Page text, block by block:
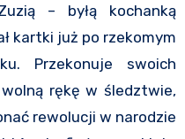
– byłą kochanką
kartki już po rzekomym
Przekonuje swoich
rękę w śledztwie,
rewolucji w narodzie